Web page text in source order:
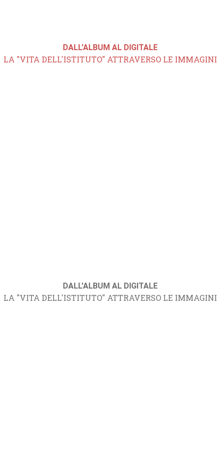
DALL'ALBUM AL DIGITALE
LA "VITA DELL'ISTITUTO" ATTRAVERSO LE IMMAGINI
DALL'ALBUM AL DIGITALE
LA "VITA DELL'ISTITUTO" ATTRAVERSO LE IMMAGINI